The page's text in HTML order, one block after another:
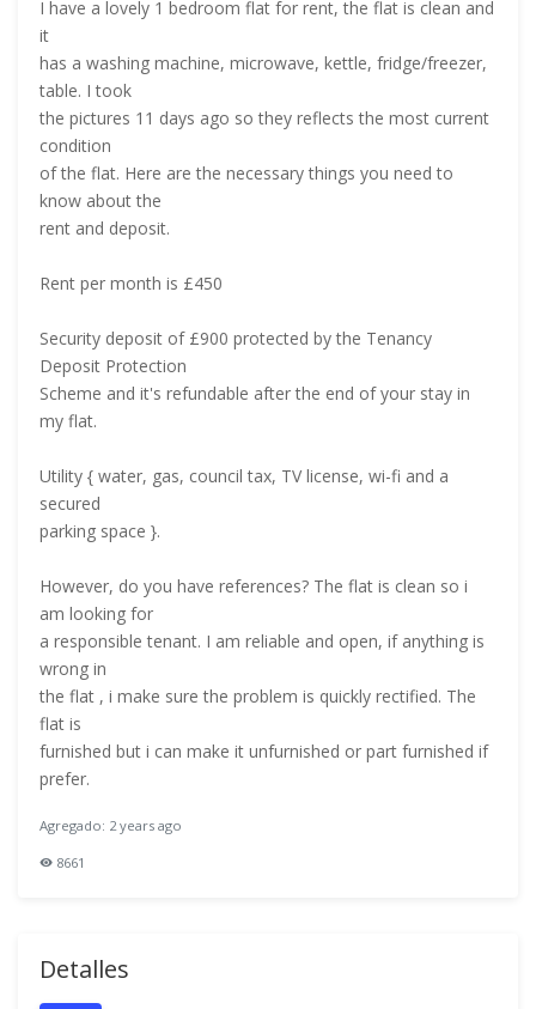
I have a lovely 1 bedroom flat for rent, the flat is clean and
it
has a washing machine, microwave, kettle, fridge/freezer,
table. I took
the pictures 11 days ago so they reflects the most current
condition
of the flat. Here are the necessary things you need to
know about the
rent and deposit.
Rent per month is £450
Security deposit of £900 protected by the Tenancy
Deposit Protection
Scheme and it's refundable after the end of your stay in
my flat.
Utility { water, gas, council tax, TV license, wi-fi and a
secured
parking space }.
However, do you have references? The flat is clean so i
am looking for
a responsible tenant. I am reliable and open, if anything is
wrong in
the flat , i make sure the problem is quickly rectified. The
flat is
furnished but i can make it unfurnished or part furnished if
prefer.
Agregado: 2 years ago
8661
Detalles